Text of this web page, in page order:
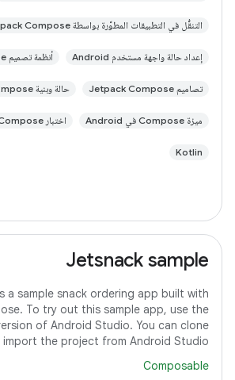
التنقُّل في التطبيقات المطوَّرة بواسطة Jetpack Compose
إعداد حالة واجهة مستخدم Android أنظمة تصميم Jetpack Compose
تصاميم Jetpack Compose حالة وبنية Jetpack Compose
ميزة Compose في Android اختبار Jetpack Compose
Kotlin
Jetsnack sample
a sample snack ordering app built with
To try out this sample app, use the
of Android Studio. You can clone
the project from Android Studio
Composable